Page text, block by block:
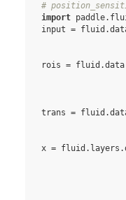
#
import
input = fluid .
rois = fluid .data
trans = fluid .
x = fluid . layers .